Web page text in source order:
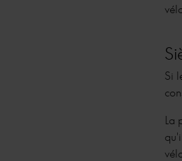
Si
La